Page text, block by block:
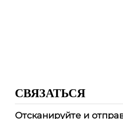
СВЯЗАТЬСЯ
Отсканируйте и